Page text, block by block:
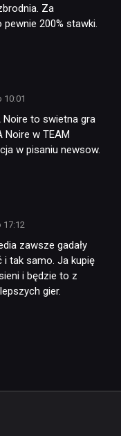
Za
200% stawki.
10:01
Noire to swietna gra
Noire w TEAM
w pisaniu newsow.
17:12
zawsze gadały
i tak samo. Ja kupię
i będzie to z
gier.